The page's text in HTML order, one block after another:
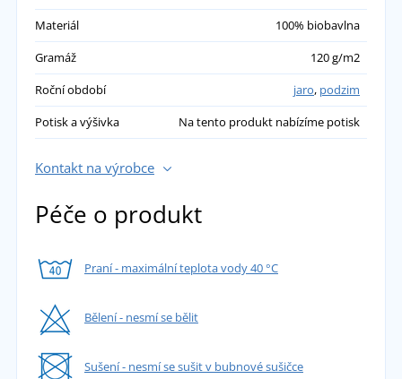
Veronika
Opravdu tenká látka, což by mi ani tak
nevadilo, ale čepice je velká a volná, obzvlášť
v černé barvě. Neseděla ani partnerovi.
přidáno 21.11.2025
Dagmar Reiss
Strašný hadr,velmi špatná koupě
Materiál
100% biobavlna
Gramáž
120 g/m2
Roční období
jaro, podzim
Potisk a výšivka
Na tento produkt nabízíme potisk
Kontakt na výrobce
Péče o produkt
Praní - maximální teplota vody 40 °C
Bělení - nesmí se bělit
Sušení - nesmí se sušit v bubnové sušičce